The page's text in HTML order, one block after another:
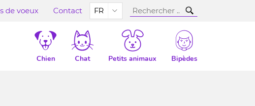
de voeux Contact FR
Chien Chat Petits animaux Bipèdes